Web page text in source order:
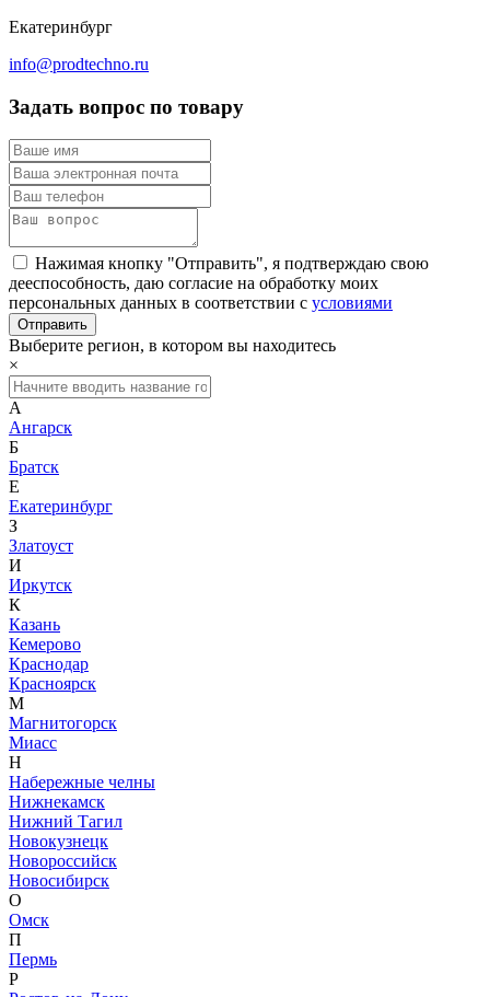
Екатеринбург
info@prodtechno.ru
Задать вопрос по товару
Нажимая кнопку "Отправить", я подтверждаю свою
дееспособность, даю согласие на обработку моих
персональных данных в соответствии с условиями
Выберите регион, в котором вы находитесь
×
А
Ангарск
Б
Братск
Е
Екатеринбург
З
Златоуст
И
Иркутск
К
Казань
Кемерово
Краснодар
Красноярск
М
Магнитогорск
Миасс
Н
Набережные челны
Нижнекамск
Нижний Тагил
Новокузнецк
Новороссийск
Новосибирск
О
Омск
П
Пермь
Р